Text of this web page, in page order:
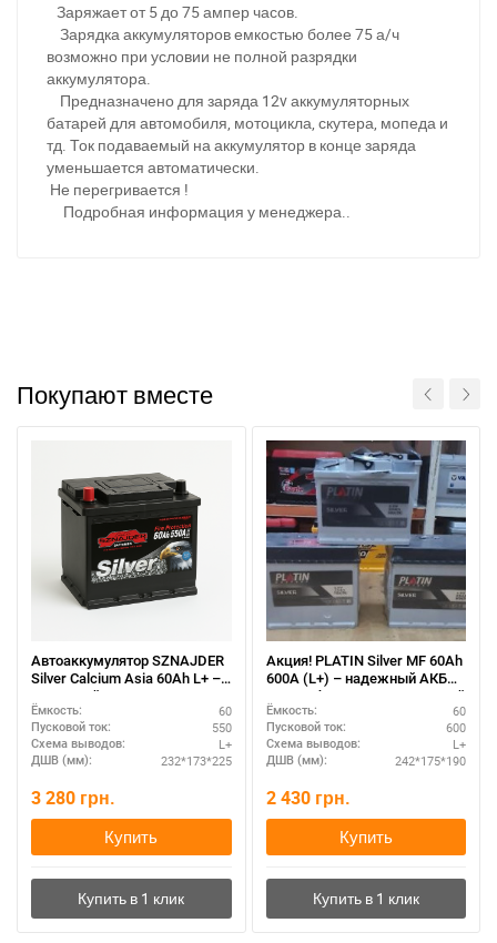
Заряжает от 5 до 75 ампер часов.
Зарядка аккумуляторов емкостью более 75 а/ч
возможно при условии не полной разрядки
аккумулятора.
Предназначено для заряда 12v аккумуляторных
батарей для автомобиля, мотоцикла, скутера, мопеда и
тд. Ток подаваемый на аккумулятор в конце заряда
уменьшается автоматически.
Не перегривается !
Подробная информация у менеджера..
Покупают вместе
Автоаккумулятор SZNAJDER
Silver Calcium Asia 60Аh L+ –
азиатский типоразмер
Ёмкость: 60
Пусковой ток: 550
Схема выводов: L+
ДШВ (мм): 232*173*225
3 280 грн.
Купить
Акция! PLATIN Silver MF 60Ah
600A (L+) – надежный АКБ
для любых погодных условий
Ёмкость: 60
Пусковой ток: 600
Схема выводов: L+
ДШВ (мм): 242*175*190
2 430 грн.
Купить